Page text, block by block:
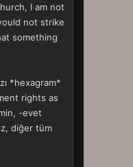
I am not
not strike
something
*hexagram*
rights as
-evet
diğer tüm